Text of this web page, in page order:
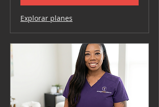
Explorar planes